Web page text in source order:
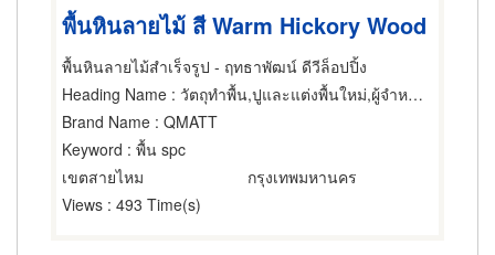
พื้นหินลายไม้ สี Warm Hickory Wood
พื้นหินลายไม้สำเร็จรูป - ฤทธาพัฒน์ ดีวีล็อปปิ้ง
Heading Name : วัตถุทำพื้น,ปูและแต่งพื้นใหม่,ผู้จำหน่ายและรับเหมาปูวัสดุปูพื้น
Brand Name : QMATT
Keyword : พื้น spc
เขตสายไหม
กรุงเทพมหานคร
Views : 493 Time(s)